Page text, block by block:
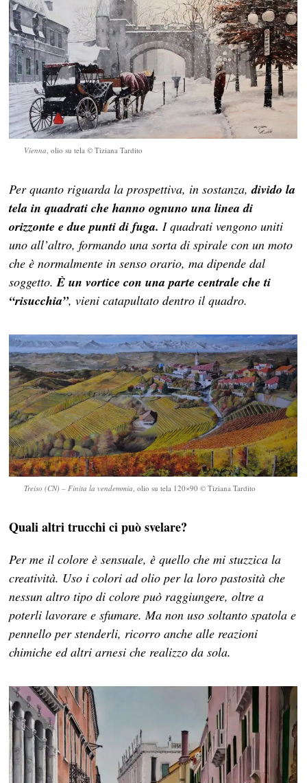
Vienna, olio su tela © Tiziana Tardito
Per quanto riguarda la prospettiva, in sostanza,divido la
tela in quadrati che hanno ognuno una linea di
orizzonte e due punti di fuga. I quadrati vengono uniti
uno all’altro, formando una sorta di spirale con un moto
che è normalmente in senso orario, ma dipende dal
soggetto.È un vortice con una parte centrale che ti
“risucchia”, vieni catapultato dentro il quadro.
Treiso (CN) – Finita la vendemmia, olio su tela 120×90 © Tiziana Tardito
Quali altri trucchi ci può svelare?
Per me il colore è sensuale, è quello che mi stuzzica la
creatività. Uso i colori ad olio per la loro pastosità che
nessun altro tipo di colore può raggiungere, oltre a
poterli lavorare e sfumare. Ma non uso soltanto spatola e
pennello per stenderli, ricorro anche alle reazioni
chimiche ed altri arnesi che realizzo da sola.